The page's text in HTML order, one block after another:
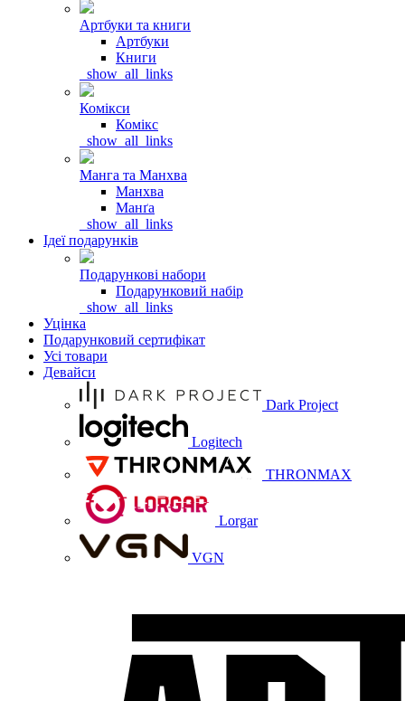
Артбуки та книги
Артбуки
Книги
_show_all_links
Комікси
Комікс
_show_all_links
Манга та Манхва
Манхва
Манґа
_show_all_links
Ідеї подарунків
Подарункові набори
Подарунковий набір
_show_all_links
Уцінка
Подарунковий сертифікат
Усі товари
Девайси
Dark Project
Logitech
THRONMAX
Lorgar
VGN